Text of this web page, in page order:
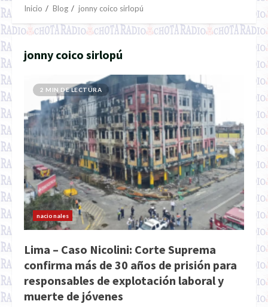
Inicio Blog jonny coico sirlopú
jonny coico sirlopú
2 MIN DE LECTURA
nacionales
Lima – Caso Nicolini: Corte Suprema
confirma más de 30 años de prisión para
responsables de explotación laboral y
muerte de jóvenes